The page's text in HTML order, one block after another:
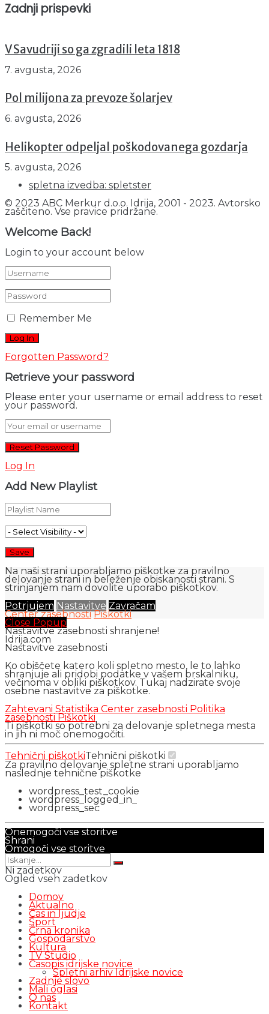
Zadnji prispevki
V Savudriji so ga zgradili leta 1818
7. avgusta, 2026
Pol milijona za prevoze šolarjev
6. avgusta, 2026
Helikopter odpeljal poškodovanega gozdarja
5. avgusta, 2026
spletna izvedba: spletster
© 2023 ABC Merkur d.o.o. Idrija, 2001 - 2023. Avtorsko
zaščiteno. Vse pravice pridržane.
Welcome Back!
Login to your account below
Remember Me
Forgotten Password?
Retrieve your password
Please enter your username or email address to reset
your password.
Log In
Add New Playlist
Na naši strani uporabljamo piškotke za pravilno
delovanje strani in beleženje obiskanosti strani. S
strinjanjem nam dovolite uporabo piškotkov.
Potrjujem Nastavitve Zavračam
Center zasebnosti Piškotki
Close Popup
Nastavitve zasebnosti shranjene!
Idrija.com
Nastavitve zasebnosti
Ko obiščete katero koli spletno mesto, le to lahko
shranjuje ali pridobi podatke v vašem brskalniku,
večinoma v obliki piškotkov. Tukaj nadzirate svoje
osebne nastavitve za piškotke.
Zahtevani Statistika Center zasebnosti Politika
zasebnostiPiškotki
Ti piškotki so potrebni za delovanje spletnega mesta
in jih ni moč onemogočiti.
Tehnični piškotkiTehnični piškotki
Za pravilno delovanje spletne strani uporabljamo
naslednje tehnične piškotke
wordpress_test_cookie
wordpress_logged_in_
wordpress_sec
Onemogoči vse storitve
Shrani
Omogoči vse storitve
Ni zadetkov
Ogled vseh zadetkov
Domov
Aktualno
Čas in ljudje
Šport
Črna kronika
Gospodarstvo
Kultura
TV Studio
Časopis idrijske novice
Spletni arhiv Idrijske novice
Zadnje slovo
Mali oglasi
O nas
Kontakt